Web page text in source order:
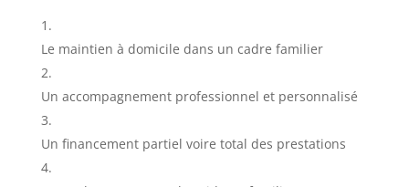
Le maintien à domicile dans un cadre familier
Un accompagnement professionnel et personnalisé
Un financement partiel voire total des prestations